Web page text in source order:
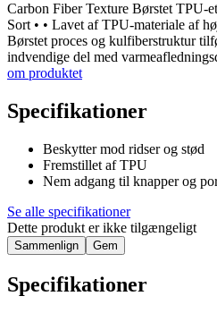
Carbon Fiber Texture Børstet TPU-
Sort • • Lavet af TPU-materiale af
Børstet proces og kulfiberstruktur
indvendige del med
om produktet
Specifikationer
Beskytter mod ridser og stød
Fremstillet af TPU
Nem adgang til knapper og
Se alle specifikationer
Dette produkt er ikke tilgængeligt
Sammenlign Gem
Specifikationer